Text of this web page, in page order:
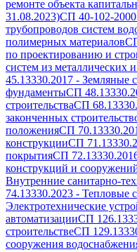
ремонте объекта
31.08.2023)СП 40-102-2000
трубопроводов систем
полимерных материалов
по проектированию и
систем из металлических
45.13330.2017 - Земляные
фундаментыСП
строительстваСП
законченных
положенияСП
конструкцииСП
покрытияСП
конструкций и
Внутренние санитарно-
74.13330.2023 - Тепловые
Электротехнические
автоматизацииСП
строительствеСП
сооружения